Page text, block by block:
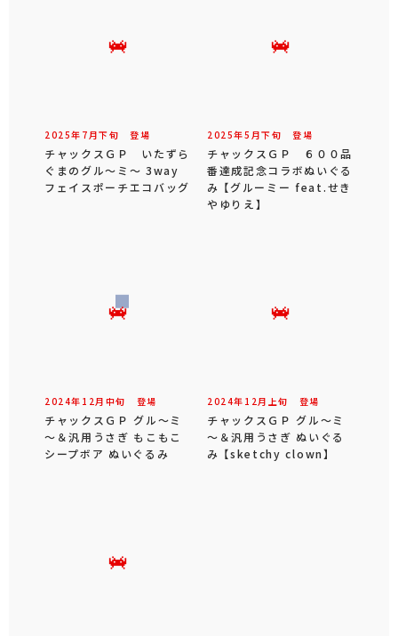
2025年 7 月下旬 登場
チャックスＧＰ いたずら
ぐまのグル～ミ～ 3way
フェイスポーチエコバッグ
2025年5 月下旬 登場
チャックスＧＰ ６００品
番達成記念コラボぬいぐる
み 【グルーミー feat.せき
やゆりえ】
2024年 12 月 中旬 登場
チャックスＧＰ グル～ミ
～＆汎用うさぎ もこもこ
シープボア ぬいぐるみ
2024年 12 月 上旬 登場
チャックスＧＰ グル～ミ
～＆汎用うさぎ ぬいぐる
み 【sketchy clown】